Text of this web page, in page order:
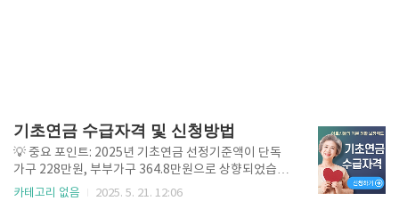
기초연금 수급자격 및 신청방법
💡 중요 포인트: 2025년 기초연금 선정기준액이 단독
가구 228만원, 부부가구 364.8만원으로 상향되었습니
다. 올해는 소득기준이 완화되어 더 많은 분들이 혜택을
카테고리 없음 2025. 5. 21. 12:06